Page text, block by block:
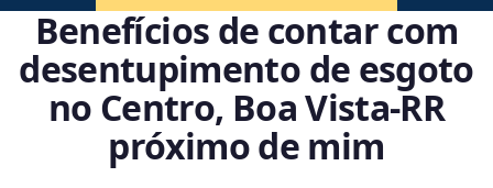
Benefícios de contar com
desentupimento de esgoto
no Centro, Boa Vista‑RR
próximo de mim